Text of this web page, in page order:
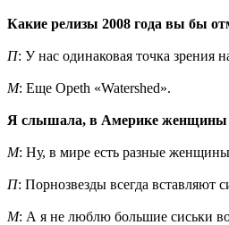
Какие релизы 2008 года вы бы
П: У нас одинаковая точка зрения
М: Еще Opeth «Watershed».
Я слышала, в Америке женщины
М: Ну, в мире есть разные
П: Порнозвезды всегда вставляют
М: А я не люблю большие сиськи